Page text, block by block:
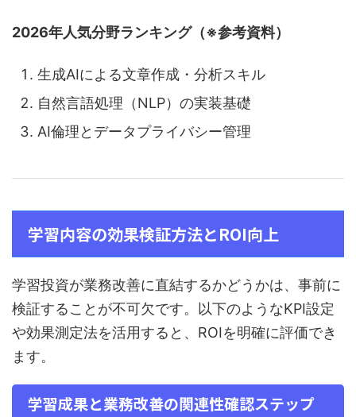
2026年人気分野ランキング（※参考資料）
生成AIによる文章作成・分析スキル
自然言語処理（NLP）の実装基礎
AI倫理とデータプライバシー管理
学習内容の効果検証方法とROI向上
学習投資が業務改善に直結するかどうかは、事前に
検証することが不可欠です。以下のようなKPI設定
や効果測定法を活用すると、ROIを明確に評価でき
ます。
学習成果と業務改善の関連性確認ステップ